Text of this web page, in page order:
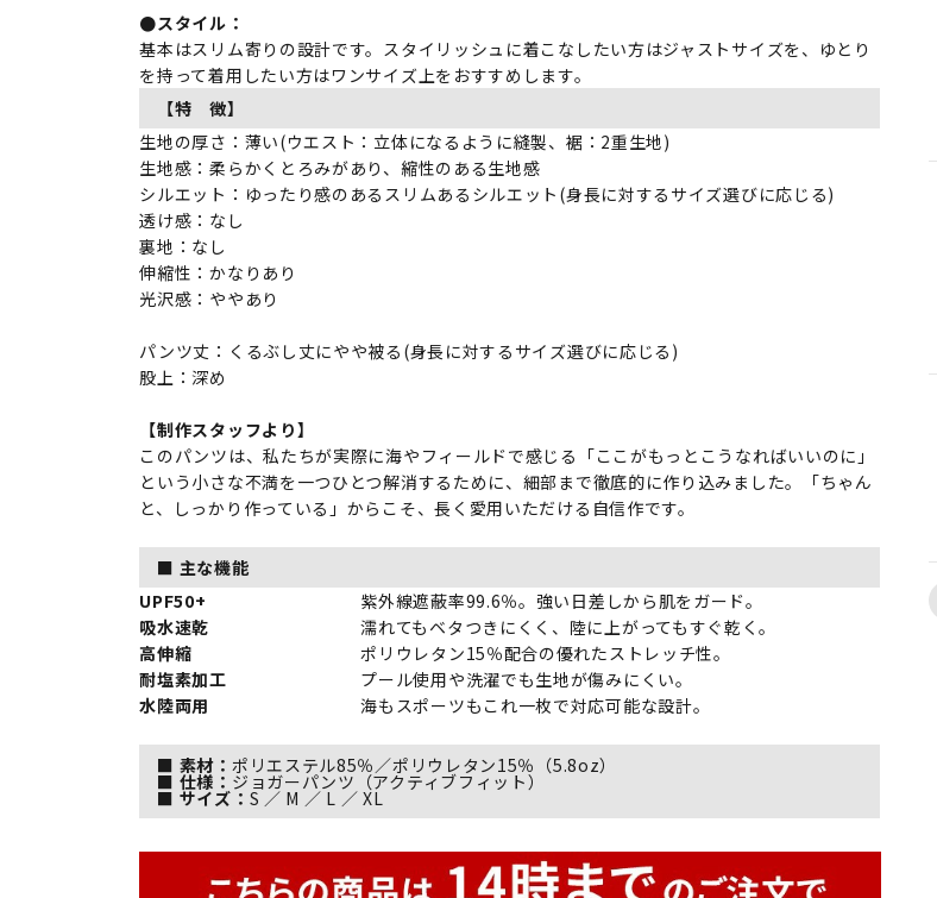
●スタイル：
基本はスリム寄りの設計です。スタイリッシュに着こなしたい方はジャストサイズを、ゆとり
を持って着用したい方はワンサイズ上をおすすめします。
【特 徴】
生地の厚さ：薄い(ウエスト：立体になるように縫製、裾：2重生地)
生地感：柔らかくとろみがあり、縮性のある生地感
シルエット：ゆったり感のあるスリムあるシルエット(身長に対するサイズ選びに応じる)
透け感：なし
裏地：なし
伸縮性：かなりあり
光沢感：ややあり
パンツ丈：くるぶし丈にやや被る(身長に対するサイズ選びに応じる)
股上：深め
【制作スタッフより】
このパンツは、私たちが実際に海やフィールドで感じる「ここがもっとこうなればいいのに」
という小さな不満を一つひとつ解消するために、細部まで徹底的に作り込みました。「ちゃん
と、しっかり作っている」からこそ、長く愛用いただける自信作です。
■ 主な機能
UPF50+
紫外線遮蔽率99.6％。強い日差しから肌をガード。
吸水速乾
濡れてもベタつきにくく、陸に上がってもすぐ乾く。
高伸縮
ポリウレタン15％配合の優れたストレッチ性。
耐塩素加工
プール使用や洗濯でも生地が傷みにくい。
水陸両用
海もスポーツもこれ一枚で対応可能な設計。
■ 素材： ポリエステル85％／ポリウレタン15％（5.8oz）
■ 仕様： ジョガーパンツ（アクティブフィット）
■ サイズ： S ／ M ／ L ／ XL